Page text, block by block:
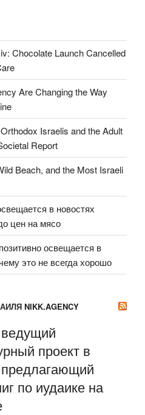
Chocolate Launch Cancelled
Are Changing the Way
Israelis and the Adult
Report
Beach, and the Most Israeli
в новостях
цен на мясо
освещается в
это не всегда хорошо
NIKK.AGENCY
проект в
предлагающий
по иудаике на